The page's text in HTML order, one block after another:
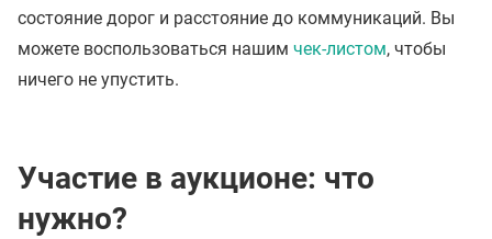
состояние дорог и расстояние до коммуникаций. Вы
можете воспользоваться нашим чек-листом, чтобы
ничего не упустить.
Участие в аукционе: что
нужно?